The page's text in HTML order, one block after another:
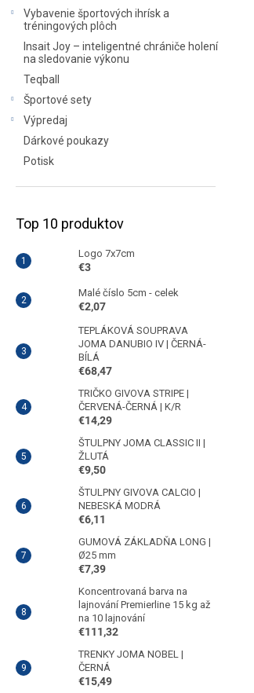
Vybavenie športových ihrísk a
tréningových plôch
Insait Joy – inteligentné chrániče holení
na sledovanie výkonu
Teqball
Športové sety
Výpredaj
Dárkové poukazy
Potisk
Top 10 produktov
Logo 7x7cm
€3
Malé číslo 5cm - celek
€2,07
TEPLÁKOVÁ SOUPRAVA
JOMA DANUBIO IV | ČERNÁ-
BÍLÁ
€68,47
TRIČKO GIVOVA STRIPE |
ČERVENÁ-ČERNÁ | K/R
€14,29
ŠTULPNY JOMA CLASSIC II |
ŽLUTÁ
€9,50
ŠTULPNY GIVOVA CALCIO |
NEBESKÁ MODRÁ
€6,11
GUMOVÁ ZÁKLADŇA LONG |
Ø25 mm
€7,39
Koncentrovaná barva na
lajnování Premierline 15 kg až
na 10 lajnování
€111,32
TRENKY JOMA NOBEL |
ČERNÁ
€15,49